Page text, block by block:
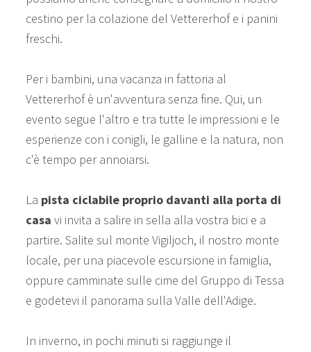
cestino per la colazione del Vettererhof e i panini
freschi.
Per i bambini, una vacanza in fattoria al
Vettererhof è un'avventura senza fine. Qui, un
evento segue l'altro e tra tutte le impressioni e le
esperienze con i conigli, le galline e la natura, non
c'è tempo per annoiarsi.
La pista ciclabile proprio davanti alla porta di
casa vi invita a salire in sella alla vostra bici e a
partire. Salite sul monte Vigiljoch, il nostro monte
locale, per una piacevole escursione in famiglia,
oppure camminate sulle cime del Gruppo di Tessa
e godetevi il panorama sulla Valle dell'Adige.
In inverno, in pochi minuti si raggiunge il